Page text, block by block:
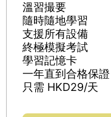
溫習撮要​
隨時隨地學習
支援所有設備
終極模擬考試​
學習記憶卡
一年直到合格保證​
只需 HKD29/天